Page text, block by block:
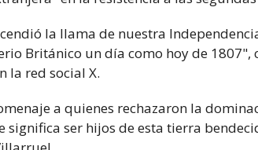
la llama de nuestra
Británico un día como hoy de
la red social X.
a quienes rechazaron la
ser hijos de esta tierra